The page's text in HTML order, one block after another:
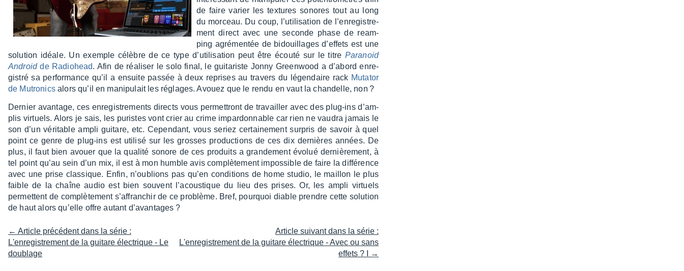
de faire varier les textures sonores tout au long
du morceau. Du coup, l’uti­li­sa­tion de l’en­re­gis­tre­
ment direct avec une seconde phase de ream­
ping agré­men­tée de bidouillages d’ef­fets est une
solu­tion idéale. Un exemple célèbre de ce type d’uti­li­sa­tion peut être écouté sur le titre Para­noid
Androidde Radio­head. Afin de réali­ser le solo final, le guita­riste Jonny Green­wood a d’abord enre­
gis­tré sa perfor­mance qu’il a ensuite passée à deux reprises au travers du légen­daire rack Muta­tor
de Mutro­nicsalors qu’il en mani­pu­lait les réglages. Avouez que le rendu en vaut la chan­delle, non ?
Dernier avan­tage, ces enre­gis­tre­ments directs vous permet­tront de travailler avec des plug-ins d’am­
plis virtuels. Alors je sais, les puristes vont crier au crime impar­don­nable car rien ne vaudra jamais le
son d’un véri­table ampli guitare, etc. Cepen­dant, vous seriez certai­ne­ment surpris de savoir à quel
point ce genre de plug-ins est utilisé sur les grosses produc­tions de ces dix dernières années. De
plus, il faut bien avouer que la qualité sonore de ces produits a gran­de­ment évolué derniè­re­ment, à
tel point qu’au sein d’un mix, il est à mon humble avis complè­te­ment impos­sible de faire la diffé­rence
avec une prise clas­sique. Enfin, n’ou­blions pas qu’en condi­tions de home studio, le maillon le plus
faible de la chaîne audio est bien souvent l’acous­tique du lieu des prises. Or, les ampli virtuels
permettent de complè­te­ment s’af­fran­chir de ce problème. Bref, pourquoi diable prendre cette solu­tion
de haut alors qu’elle offre autant d’avan­tages ?
← Article précédent dans la série :
L'enregistrement de la guitare électrique - Le
doublage
Article suivant dans la série :
L'enregistrement de la guitare électrique - Avec ou sans
effets ? I →